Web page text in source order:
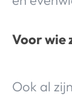
Voor wie
Ook al